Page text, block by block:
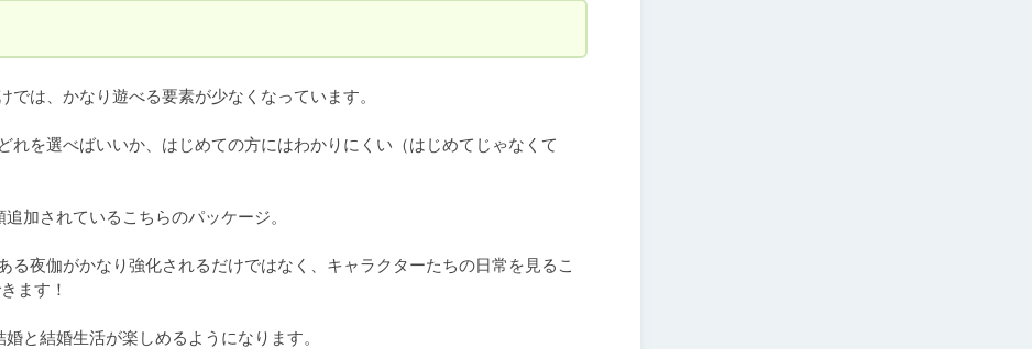
は、かなり遊べる要素が少なくなっています。
れを選べばいいか、はじめての方にはわかりにくい（はじめてじゃなくて
加されているこちらのパッケージ。
夜伽がかなり強化されるだけではなく、キャラクターたちの日常を見るこ
ます！
と結婚生活が楽しめるようになります。